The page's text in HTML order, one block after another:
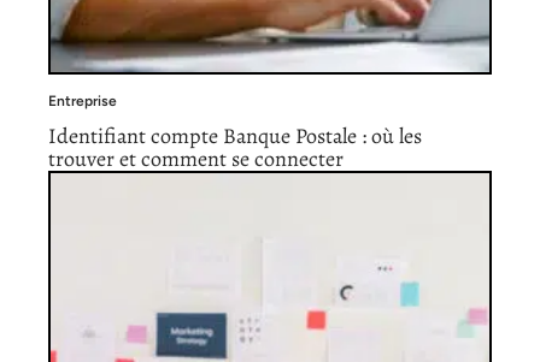
Entreprise
Identifiant compte Banque Postale : où les
trouver et comment se connecter